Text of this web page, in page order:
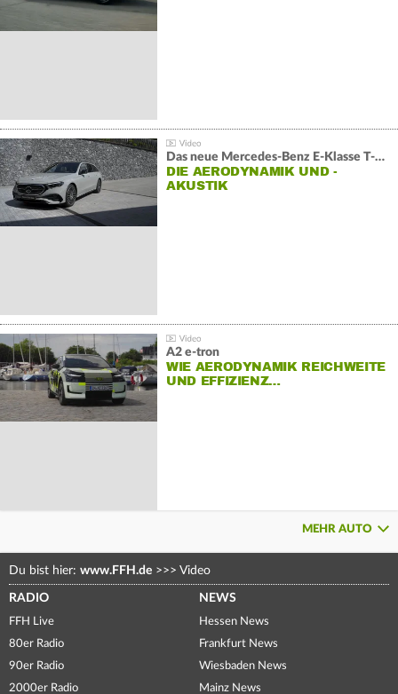
Das neue Mercedes-Benz E-Klasse T-Modell
DIE AERODYNAMIK UND -
AKUSTIK
A2 e-tron
WIE AERODYNAMIK REICHWEITE
UND EFFIZIENZ…
MEHR AUTO
Du bist hier: www.FFH.de >>> Video
RADIO
FFH Live
80er Radio
90er Radio
2000er Radio
NEWS
Hessen News
Frankfurt News
Wiesbaden News
Mainz News